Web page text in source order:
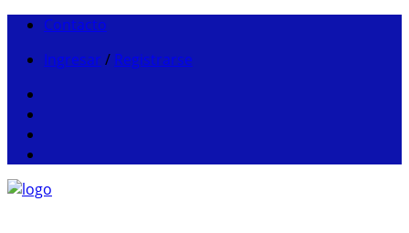
Contacto
Ingresar / Registrarse